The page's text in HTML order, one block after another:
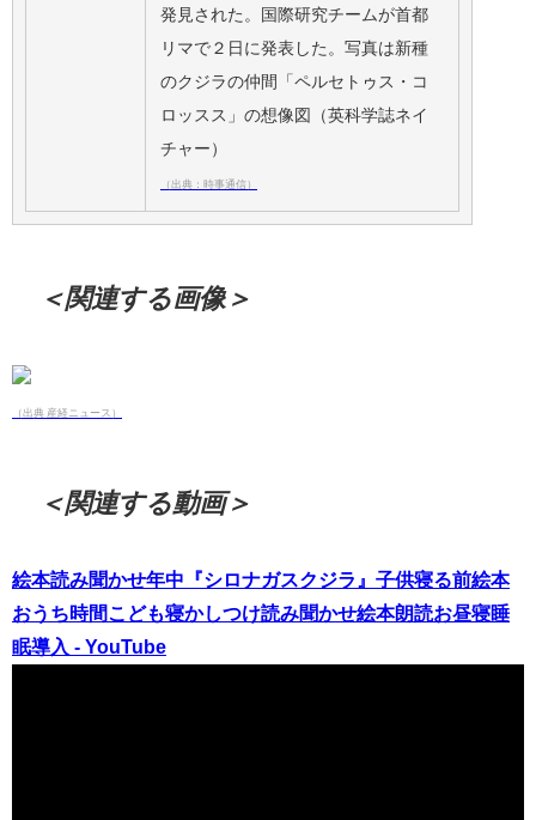
発見された。国際研究チームが首都
リマで２日に発表した。写真は新種
のクジラの仲間「ペルセトゥス・コ
ロッスス」の想像図（英科学誌ネイ
チャー）
（出典：時事通信）
＜関連する画像＞
（出典 産経ニュース）
＜関連する動画＞
絵本読み聞かせ年中『シロナガスクジラ』子供寝る前絵本
おうち時間こども寝かしつけ読み聞かせ絵本朗読お昼寝睡
眠導入 - YouTube